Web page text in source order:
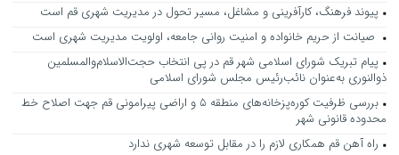
پیوند فرهنگ، کارآفرینی و مشاغل، مسیر تحول در مدیریت شهری قم است
صیانت از حریم خانواده و امنیت روانی جامعه، اولویت مدیریت شهری است
پیام تبریک شورای اسلامی شهر قم در پی انتخاب حجت‌الاسلام‌والمسلمین
ذوالنوری به‌عنوان نائب‌رئیس مجلس شورای اسلامی
بررسی ظرفیت کوره‌پزخانه‌های منطقه ۵ و اراضی پیرامونی قم جهت اصلاح خط
محدوده قانونی شهر
راه آهن قم همکاری لازم را در مقابل توسعه شهری ندارد